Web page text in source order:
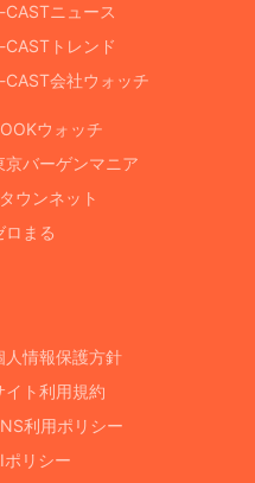
ニュース
トレンド
CAST会社ウォッチ
ウォッチ
京バーゲンマニア
ウンネット
ロまる
人情報保護方針
イト利用規約
利用ポリシー
ポリシー